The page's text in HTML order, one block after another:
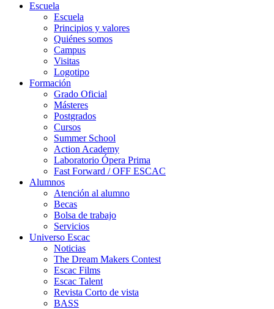
Escuela
Escuela
Principios y valores
Quiénes somos
Campus
Visitas
Logotipo
Formación
Grado Oficial
Másteres
Postgrados
Cursos
Summer School
Action Academy
Laboratorio Ópera Prima
Fast Forward / OFF ESCAC
Alumnos
Atención al alumno
Becas
Bolsa de trabajo
Servicios
Universo Escac
Noticias
The Dream Makers Contest
Escac Films
Escac Talent
Revista Corto de vista
BASS